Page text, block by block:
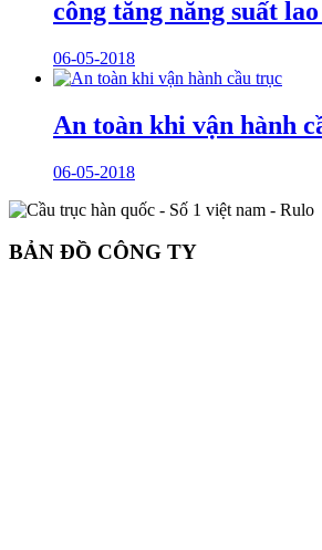
công tăng năng suất
06-05-2018
An toàn khi vận hành
06-05-2018
BẢN ĐỒ CÔNG TY